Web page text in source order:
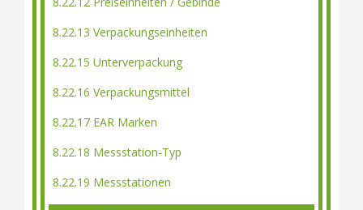
8.22.13 Verpackungseinheiten
8.22.15 Unterverpackung
8.22.16 Verpackungsmittel
8.22.17 EAR Marken
8.22.18 Messstation-Typ
8.22.19 Messstationen